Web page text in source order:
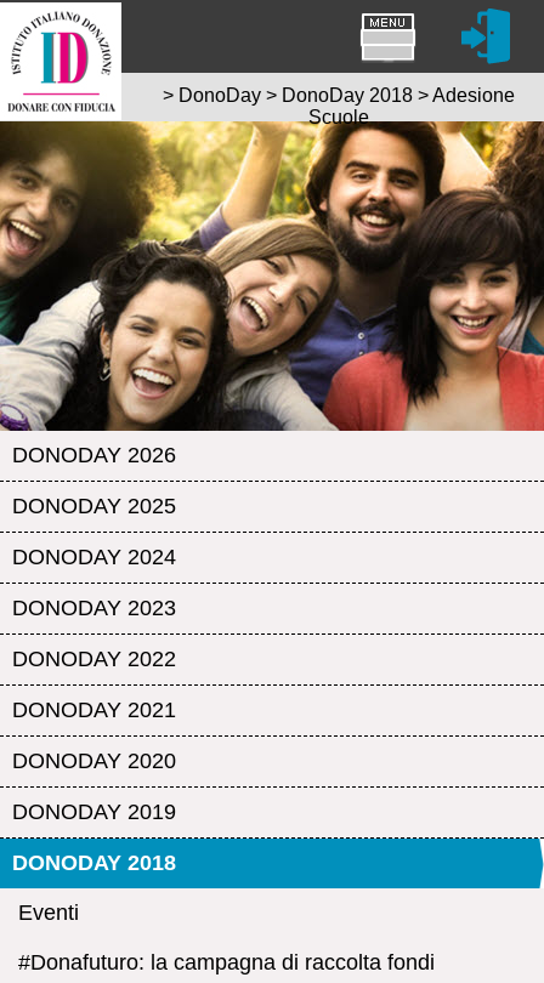
DONODAY 2026
DONODAY 2025
DONODAY 2024
DONODAY 2023
DONODAY 2022
DONODAY 2021
DONODAY 2020
DONODAY 2019
DONODAY 2018
Eventi
#Donafuturo: la campagna di raccolta fondi
> DonoDay > DonoDay 2018 >Adesione
Scuole